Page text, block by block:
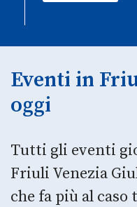
Eventi in
oggi
Tutti gli eventi
Friuli Venezia
che fa più al